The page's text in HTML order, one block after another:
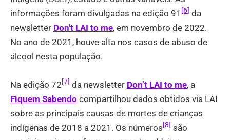
informações foram divulgadas na edição 91 [6] da
newsletter Don't LAI to me, em novembro de 2022.
No ano de 2021, houve alta nos casos de abuso de
álcool nesta população.
Na edição 72 [7] da newsletter Don’t LAI to me, a
Fiquem Sabendo compartilhou dados obtidos via LAI
sobre as principais causas de mortes de crianças
indígenas de 2018 a 2021. Os números [8] são